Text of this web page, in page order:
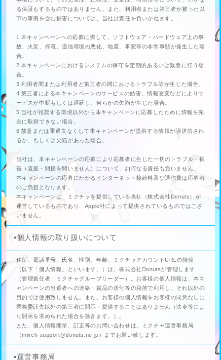
る保証もするものではありません。また、利用者または第三者が被った以
下の事例を含む損害については、当社は責任を負いかねます。
1.本キャンペーンへの応募に際して、ソフトウェア・ハードウェア上の事
故、火災、停電、通信環境の悪化、地震、事変等の非常事態が発生した場
合。
2.本キャンペーンにおけるシステムの保守を定期的あるいは緊急に行う場
合。
3.利用者間または利用者と第三者の間におけるトラブル等が生じた場合。
4.第三者による本キャンペーンのサービスの妨害、情報改変などによりサ
ービスが中断もしくは遅延し、何らかの欠陥が生じた場合。
5.当社が推奨する環境以外から本キャンペーンに応募したために情報を完
全に取得できない場合。
6.故意または重過失なくして本キャンペーンが提供する情報が誤送信され
るか、もしくは欠陥があった場合。
当社は、本キャンペーンの応募により応募者に生じた一切のトラブル・損
害（直接・間接を問いません）について、如何なる責任も負いません。
本キャンペーンの応募にかかるインターネット接続料及び通信費は応募者
のご負担となります。
本キャンペーンは、ミクチャを提供している当社（株式会社Donuts）が
運営しているものであり、Apple社によって提供されているものではござ
いません。
▪️個人情報の取り扱いについて
住所、電話番号、氏名、性別、年齢、ミクチャアカウントURLの情報
（以下「個人情報」といいます。）は、株式会社Donutsが管理します
（管理責任者：ミクチャグループリーダー）。お客様の個人情報は、本キ
ャンペーンの当選者への連絡・賞品の送付等の目的で利用し、それ以外の
目的では使用致しません。また、お客様の個人情報をお客様の同意なしに
業務委託先以外の第三者に開示・提供することはありません（法令等によ
り開示を求められた場合を除きます。）。
また、個人情報開示、訂正等のお問い合わせは、ミクチャ運営事務局
（mixch-support@donuts.ne.jp）までお願い致します。
▪️運営事務局